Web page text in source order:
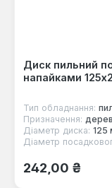
Диск пильний
напайками
Тип обладнання:
Призначення:
Діаметр диска: 125
Діаметр
Звичайна ціна:
242,00 ₴